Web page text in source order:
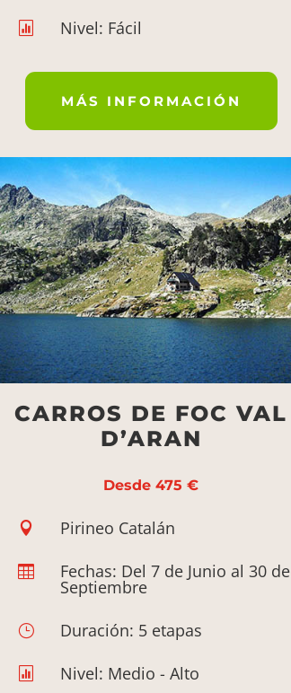
 Nivel: Fácil
MÁS INFORMACIÓN
CARROS DE FOC VAL
D’ARAN
Desde 475 €
 Pirineo Catalán
 Fechas: Del 7 de Junio al 30 de
Septiembre
} Duración: 5 etapas
 Nivel: Medio - Alto